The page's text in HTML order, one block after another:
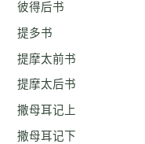
彼得后书
提多书
提摩太前书
提摩太后书
撒母耳记上
撒母耳记下